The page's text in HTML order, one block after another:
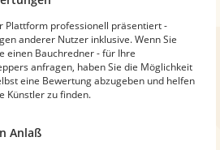
Plattform professionell präsentiert -
anderer Nutzer inklusive. Wenn Sie
einen Bauchredner - für Ihre
anfragen, haben Sie die Möglichkeit
eine Bewertung abzugeben und helfen
Künstler zu finden.
Anlaß